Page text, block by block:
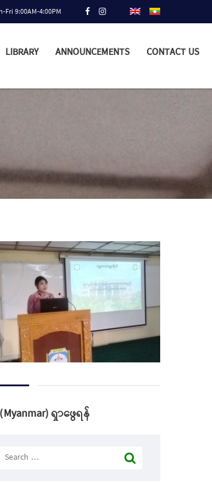
Fri 9:00AM-4:00PM
LIBRARY ANNOUNCEMENTS CONTACT US
(Myanmar) ရှာဖွေရန်
Search